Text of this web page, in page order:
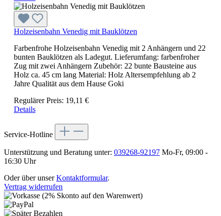
Holzeisenbahn Venedig mit Bauklötzen
Farbenfrohe Holzeisenbahn Venedig mit 2 Anhängern und 22
bunten Bauklötzen als Ladegut. Lieferumfang: farbenfroher
Zug mit zwei Anhängern Zubehör: 22 bunte Bausteine aus
Holz ca. 45 cm lang Material: Holz Altersempfehlung ab 2
Jahre Qualität aus dem Hause Goki
Regulärer Preis: 19,11 €
Details
Service-Hotline
Unterstützung und Beratung unter: 039268-92197 Mo-Fr, 09:00 -
16:30 Uhr
Oder über unserKontaktformular.
Vertrag widerrufen